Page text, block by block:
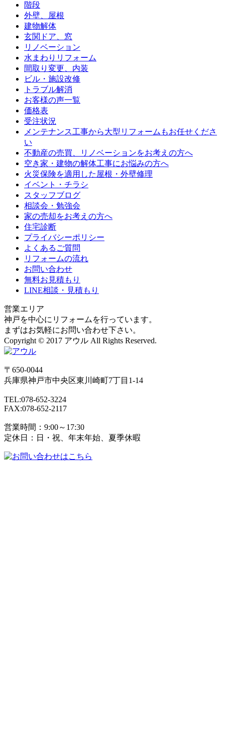
階段
外壁、屋根
建物解体
玄関ドア、窓
リノベーション
水まわりリフォーム
間取り変更、内装
ビル・施設改修
トラブル解消
お客様の声一覧
価格表
受注状況
メンテナンス工事から大型リフォームもお任せくださ
い
不動産の売買、リノベーションをお考えの方へ
空き家・建物の解体工事にお悩みの方へ
火災保険を適用した屋根・外壁修理
イベント・チラシ
スタッフブログ
相談会・勉強会
家の売却をお考えの方へ
住宅診断
プライバシーポリシー
よくあるご質問
リフォームの流れ
お問い合わせ
無料お見積もり
LINE相談・見積もり
営業エリア
神戸を中心にリフォームを行っています。
まずはお気軽にお問い合わせ下さい。
Copyright © 2017 アウル All Rights Reserved.
〒650-0044
兵庫県神戸市中央区東川崎町7丁目1-14
TEL:078-652-3224
FAX:078-652-2117
営業時間：9:00～17:30
定休日：日・祝、年末年始、夏季休暇